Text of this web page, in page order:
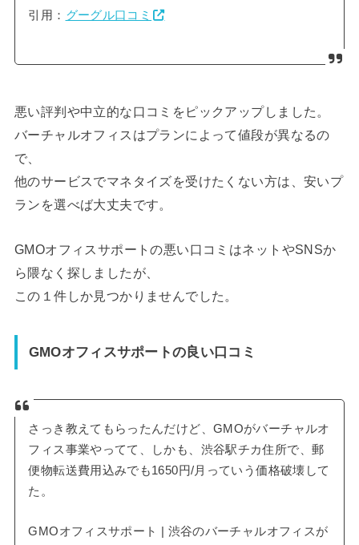
引用： グーグル口コミ
悪い評判や中立的な口コミをピックアップしました。
バーチャルオフィスはプランによって値段が異なるの
で、
他のサービスでマネタイズを受けたくない方は、安いプ
ランを選べば大丈夫です。
GMOオフィスサポートの悪い口コミはネットやSNSか
ら隈なく探しましたが、
この１件しか見つかりませんでした。
GMOオフィスサポートの良い口コミ
さっき教えてもらったんだけど、GMOがバーチャルオ
フィス事業やってて、しかも、渋谷駅チカ住所で、郵
便物転送費用込みでも1650円/月っていう価格破壊して
た。
GMOオフィスサポート | 渋谷のバーチャルオフィスが